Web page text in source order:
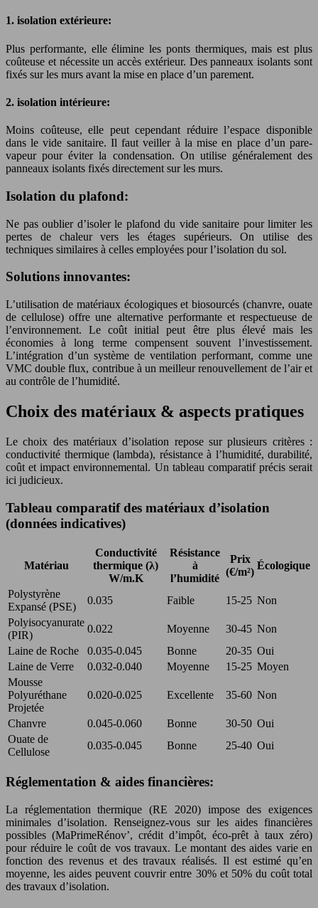
1. isolation extérieure:
Plus performante, elle élimine les ponts thermiques, mais est plus
coûteuse et nécessite un accès extérieur. Des panneaux isolants sont
fixés sur les murs avant la mise en place d’un parement.
2. isolation intérieure:
Moins coûteuse, elle peut cependant réduire l’espace disponible
dans le vide sanitaire. Il faut veiller à la mise en place d’un pare-
vapeur pour éviter la condensation. On utilise généralement des
panneaux isolants fixés directement sur les murs.
Isolation du plafond:
Ne pas oublier d’isoler le plafond du vide sanitaire pour limiter les
pertes de chaleur vers les étages supérieurs. On utilise des
techniques similaires à celles employées pour l’isolation du sol.
Solutions innovantes:
L’utilisation de matériaux écologiques et biosourcés (chanvre, ouate
de cellulose) offre une alternative performante et respectueuse de
l’environnement. Le coût initial peut être plus élevé mais les
économies à long terme compensent souvent l’investissement.
L’intégration d’un système de ventilation performant, comme une
VMC double flux, contribue à un meilleur renouvellement de l’air et
au contrôle de l’humidité.
Choix des matériaux & aspects pratiques
Le choix des matériaux d’isolation repose sur plusieurs critères :
conductivité thermique (lambda), résistance à l’humidité, durabilité,
coût et impact environnemental. Un tableau comparatif précis serait
ici judicieux.
Tableau comparatif des matériaux d’isolation
(données indicatives)
Matériau
Conductivité
thermique (λ)
W/m.K
Résistance
à
l’humidité
Prix
(€/m²)
Écologique
Polystyrène
Expansé (PSE)
0.035 Faible 15-25 Non
Polyisocyanurate
(PIR)
0.022 Moyenne 30-45 Non
Laine de Roche
0.035-0.045 Bonne 20-35 Oui
Laine de Verre
0.032-0.040 Moyenne 15-25 Moyen
Mousse
Polyuréthane
Projetée
0.020-0.025 Excellente 35-60 Non
Chanvre 0.045-0.060 Bonne 30-50 Oui
Ouate de
Cellulose
0.035-0.045 Bonne 25-40 Oui
Réglementation & aides financières:
La réglementation thermique (RE 2020) impose des exigences
minimales d’isolation. Renseignez-vous sur les aides financières
possibles (MaPrimeRénov’, crédit d’impôt, éco-prêt à taux zéro)
pour réduire le coût de vos travaux. Le montant des aides varie en
fonction des revenus et des travaux réalisés. Il est estimé qu’en
moyenne, les aides peuvent couvrir entre 30% et 50% du coût total
des travaux d’isolation.